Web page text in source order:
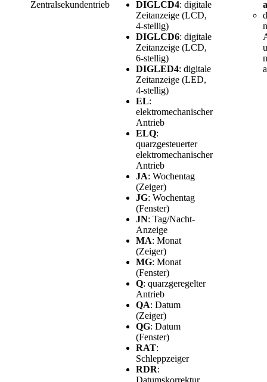
Zentralsekundentrieb DIGLCD4: digitale
Zeitanzeige (LCD,
4-stellig)
DIGLCD6: digitale
Zeitanzeige (LCD,
6-stellig)
DIGLED4: digitale
Zeitanzeige (LED,
4-stellig)
EL:
elektromechanischer
Antrieb
ELQ:
quarzgesteuerter
elektromechanischer
Antrieb
JA: Wochentag
(Zeiger)
JG: Wochentag
(Fenster)
JN: Tag/Nacht-
Anzeige
MA: Monat
(Zeiger)
MG: Monat
(Fenster)
Q: quarzgeregelter
Antrieb
QA: Datum
(Zeiger)
QG: Datum
(Fenster)
RAT:
Schleppzeiger
RDR: